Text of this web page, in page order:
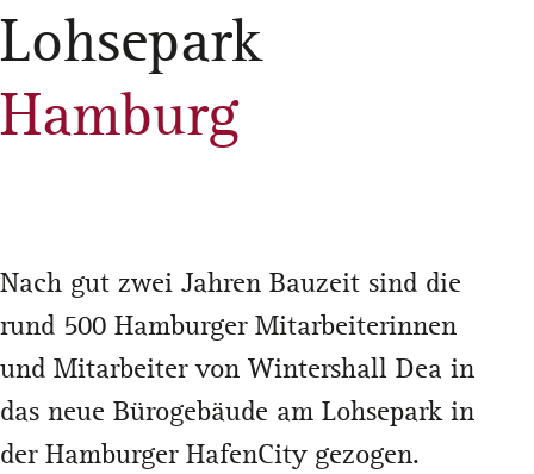
Lohsepark
Hamburg
Nach gut zwei Jahren Bauzeit sind die
rund 500 Hamburger Mitarbeiterinnen
und Mitarbeiter von Wintershall Dea in
das neue Bürogebäude am Lohsepark in
der Hamburger HafenCity gezogen.